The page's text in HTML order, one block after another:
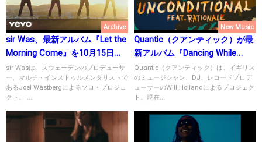
Archive
sir Was、最新アルバム『Let the
Morning Come』を10月15日に
リリース！
sir Wasは、スウェーデンのプロデューサ
ー、マルチ・インストゥルメンタリストで
あるJoel Wästbergによるソロ・プロジェ
クト。 ...
New Music
Quantic（クアンティック）が最
新アルバム『Dancing While
Falling』を11月10日にリリー
ス！
Quantic（クアンティック）は、イギリス
のミュージシャン、DJ、レコードプロデ
ューサーのWill Hollandによるプロジェク
ト。現在...